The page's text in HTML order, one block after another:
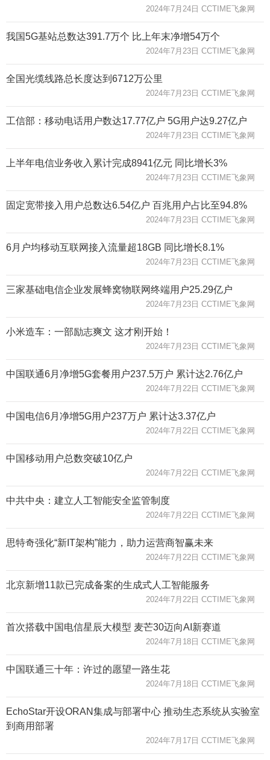
2024年7月24日 CCTIME飞象网
我国5G基站总数达391.7万个 比上年末净增54万个
2024年7月23日 CCTIME飞象网
全国光缆线路总长度达到6712万公里
2024年7月23日 CCTIME飞象网
工信部：移动电话用户数达17.77亿户 5G用户达9.27亿户
2024年7月23日 CCTIME飞象网
上半年电信业务收入累计完成8941亿元 同比增长3%
2024年7月23日 CCTIME飞象网
固定宽带接入用户总数达6.54亿户 百兆用户占比至94.8%
2024年7月23日 CCTIME飞象网
6月户均移动互联网接入流量超18GB 同比增长8.1%
2024年7月23日 CCTIME飞象网
三家基础电信企业发展蜂窝物联网终端用户25.29亿户
2024年7月23日 CCTIME飞象网
小米造车：一部励志爽文 这才刚开始！
2024年7月23日 CCTIME飞象网
中国联通6月净增5G套餐用户237.5万户 累计达2.76亿户
2024年7月22日 CCTIME飞象网
中国电信6月净增5G用户237万户 累计达3.37亿户
2024年7月22日 CCTIME飞象网
中国移动用户总数突破10亿户
2024年7月22日 CCTIME飞象网
中共中央：建立人工智能安全监管制度
2024年7月22日 CCTIME飞象网
思特奇强化“新IT架构”能力，助力运营商智赢未来
2024年7月22日 CCTIME飞象网
北京新增11款已完成备案的生成式人工智能服务
2024年7月22日 CCTIME飞象网
首次搭载中国电信星辰大模型 麦芒30迈向AI新赛道
2024年7月18日 CCTIME飞象网
中国联通三十年：许过的愿望一路生花
2024年7月18日 CCTIME飞象网
EchoStar开设ORAN集成与部署中心 推动生态系统从实验室
到商用部署
2024年7月17日 CCTIME飞象网